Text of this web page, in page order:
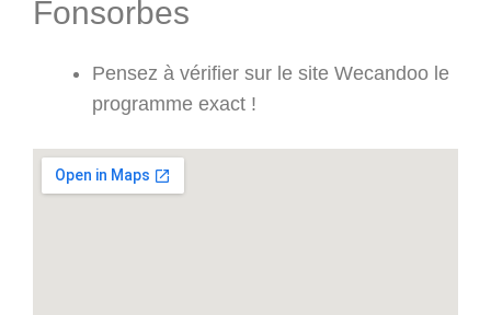
Fonsorbes
Pensez à vérifier sur le site Wecandoo le
programme exact !